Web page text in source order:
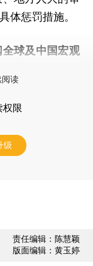
体惩罚措施。
全球及中国宏观
阅读
权限
级
责任编辑：陈慧颖
版面编辑：黄玉婷